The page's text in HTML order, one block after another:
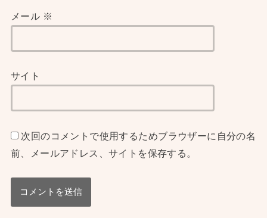
メール ※
サイト
次回のコメントで使用するためブラウザーに自分の名
前、メールアドレス、サイトを保存する。